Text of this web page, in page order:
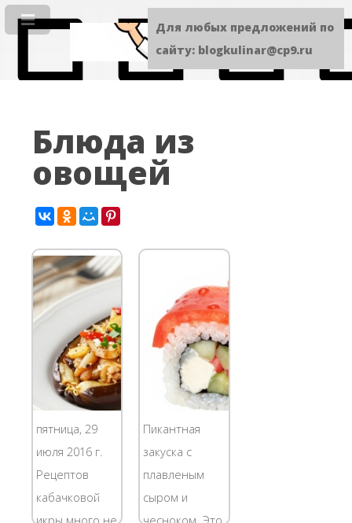
Блюда из
овощей
пятница, 29
июля 2016 г.
Рецептов
кабачковой
икры много не
Пикантная
закуска с
плавленым
сыром и
чесноком. Это
Для любых предложений по
сайту: blogkulinar@cp9.ru